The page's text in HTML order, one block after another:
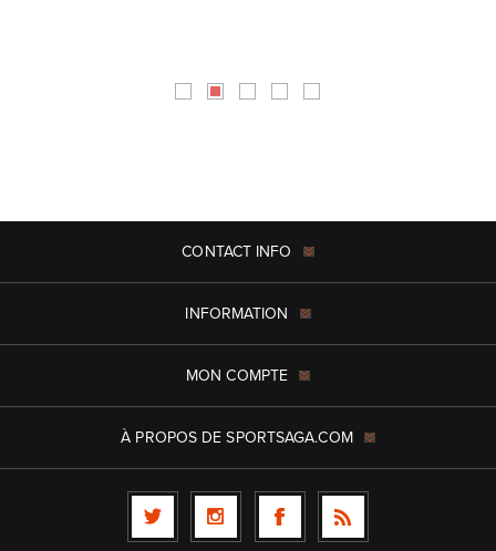
CONTACT INFO
INFORMATION
MON COMPTE
À PROPOS DE SPORTSAGA.COM